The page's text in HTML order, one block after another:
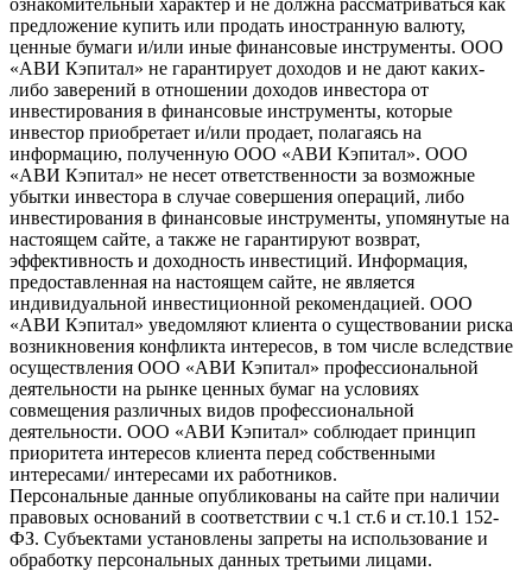
ознакомительный характер и не должна рассматриваться как
предложение купить или продать иностранную валюту,
ценные бумаги и/или иные финансовые инструменты. ООО
«АВИ Кэпитал» не гарантирует доходов и не дают каких-
либо заверений в отношении доходов инвестора от
инвестирования в финансовые инструменты, которые
инвестор приобретает и/или продает, полагаясь на
информацию, полученную ООО «АВИ Кэпитал». ООО
«АВИ Кэпитал» не несет ответственности за возможные
убытки инвестора в случае совершения операций, либо
инвестирования в финансовые инструменты, упомянутые на
настоящем сайте, а также не гарантируют возврат,
эффективность и доходность инвестиций. Информация,
предоставленная на настоящем сайте, не является
индивидуальной инвестиционной рекомендацией. ООО
«АВИ Кэпитал» уведомляют клиента о существовании риска
возникновения конфликта интересов, в том числе вследствие
осуществления ООО «АВИ Кэпитал» профессиональной
деятельности на рынке ценных бумаг на условиях
совмещения различных видов профессиональной
деятельности. ООО «АВИ Кэпитал» соблюдает принцип
приоритета интересов клиента перед собственными
интересами/ интересами их работников.
Персональные данные опубликованы на сайте при наличии
правовых оснований в соответствии с ч.1 ст.6 и ст.10.1 152-
ФЗ. Субъектами установлены запреты на использование и
обработку персональных данных третьими лицами.